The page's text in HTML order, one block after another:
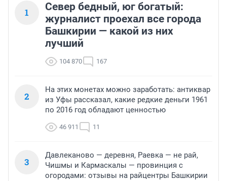
1
Север бедный, юг богатый:
журналист проехал все города
Башкирии — какой из них
лучший
104 870 167
2
На этих монетах можно заработать: антиквар
из Уфы рассказал, какие редкие деньги 1961
по 2016 год обладают ценностью
46 911 11
3
Давлеканово — деревня, Раевка — не рай,
Чишмы и Кармаскалы — провинция с
огородами: отзывы на райцентры Башкирии